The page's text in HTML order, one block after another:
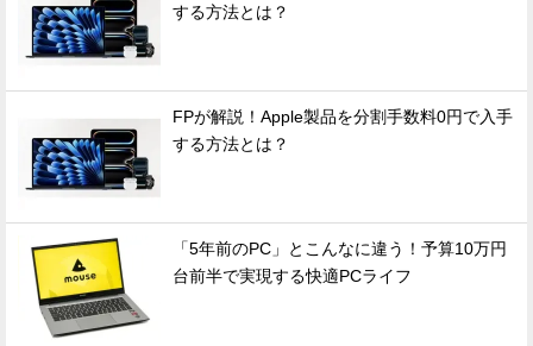
する方法とは？
FPが解説！Apple製品を分割手数料0円で入手
する方法とは？
「5年前のPC」とこんなに違う！予算10万円
台前半で実現する快適PCライフ